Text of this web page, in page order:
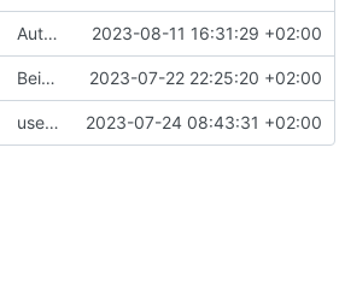
Autoren können jetzt aus Autorenverzeichnis geladen und automatisch angezeigt werden 2023-08-11 16:31:29 +02:00
Beispielliederbuch 2023-07-22 22:25:20 +02:00
use custom style overrides 2023-07-24 08:43:31 +02:00